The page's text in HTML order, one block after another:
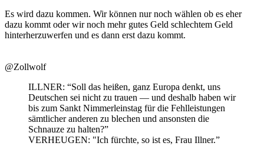
Es wird dazu kommen. Wir können nur noch wählen ob es eher
dazu kommt oder wir noch mehr gutes Geld schlechtem Geld
hinterherzuwerfen und es dann erst dazu kommt.
@Zollwolf
ILLNER: “Soll das heißen, ganz Europa denkt, uns
Deutschen sei nicht zu trauen — und deshalb haben wir
bis zum Sankt Nimmerleinstag für die Fehlleistungen
sämtlicher anderen zu blechen und ansonsten die
Schnauze zu halten?”
VERHEUGEN: "Ich fürchte, so ist es, Frau Illner.”